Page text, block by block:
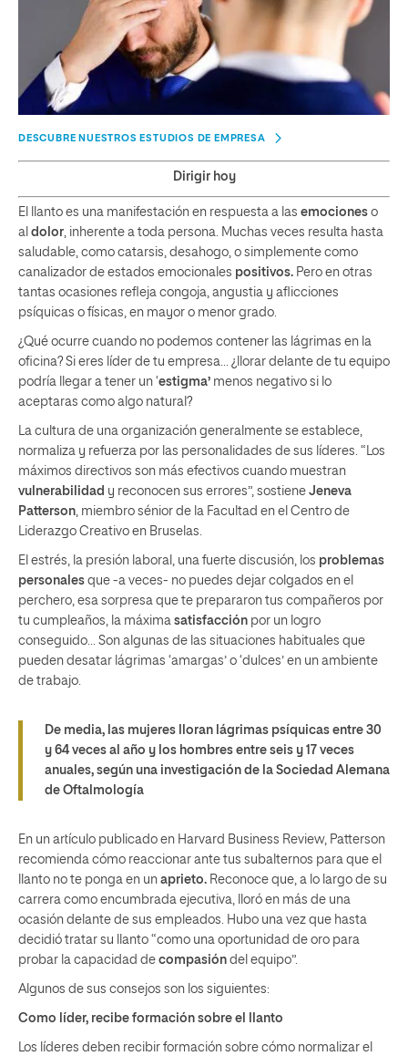
DESCUBRE NUESTROS ESTUDIOS DE EMPRESA
Dirigir hoy
El llanto es una manifestación en respuesta a las emociones o
al dolor, inherente a toda persona. Muchas veces resulta hasta
saludable, como catarsis, desahogo, o simplemente como
canalizador de estados emocionales positivos. Pero en otras
tantas ocasiones refleja congoja, angustia y aflicciones
psíquicas o físicas, en mayor o menor grado.
¿Qué ocurre cuando no podemos contener las lágrimas en la
oficina? Si eres líder de tu empresa… ¿llorar delante de tu equipo
podría llegar a tener un ‘estigma’ menos negativo si lo
aceptaras como algo natural?
La cultura de una organización generalmente se establece,
normaliza y refuerza por las personalidades de sus líderes. “Los
máximos directivos son más efectivos cuando muestran
vulnerabilidad y reconocen sus errores”, sostiene Jeneva
Patterson, miembro sénior de la Facultad en el Centro de
Liderazgo Creativo en Bruselas.
El estrés, la presión laboral, una fuerte discusión, los problemas
personales que -a veces- no puedes dejar colgados en el
perchero, esa sorpresa que te prepararon tus compañeros por
tu cumpleaños, la máxima satisfacción por un logro
conseguido… Son algunas de las situaciones habituales que
pueden desatar lágrimas ‘amargas’ o ‘dulces’ en un ambiente
de trabajo.
De media, las mujeres lloran lágrimas psíquicas entre 30
y 64 veces al año y los hombres entre seis y 17 veces
anuales, según una investigación de la Sociedad Alemana
de Oftalmología
En un artículo publicado en Harvard Business Review, Patterson
recomienda cómo reaccionar ante tus subalternos para que el
llanto no te ponga en un aprieto. Reconoce que, a lo largo de su
carrera como encumbrada ejecutiva, lloró en más de una
ocasión delante de sus empleados. Hubo una vez que hasta
decidió tratar su llanto “como una oportunidad de oro para
probar la capacidad de compasión del equipo”.
Algunos de sus consejos son los siguientes:
Como líder, recibe formación sobre el llanto
Los líderes deben recibir formación sobre cómo normalizar el